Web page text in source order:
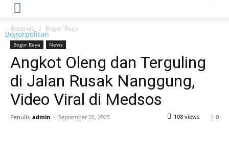
Bogorpolitan
Beranda Bogor Raya
Bogor Raya News
Angkot Oleng dan Terguling
di Jalan Rusak Nanggung,
Video Viral di Medsos
Penulis admin - September 26, 2025 0
108 views